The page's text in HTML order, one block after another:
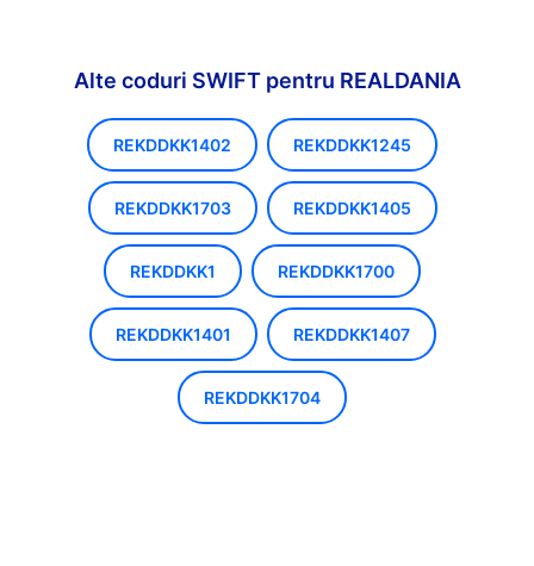
Alte coduri SWIFT pentru REALDANIA
REKDDKK1402 REKDDKK1245
REKDDKK1703 REKDDKK1405
REKDDKK1 REKDDKK1700
REKDDKK1401 REKDDKK1407
REKDDKK1704